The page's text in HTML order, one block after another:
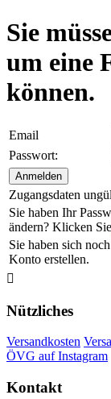
Sie
um eine
können.
Email
Passwort:
Zugangsdaten
Sie haben Ihr
ändern? Klicken Sie
Sie haben sich
Konto erstellen.

Nützliches
Versandkosten
ÖVG auf Instagram
Kontakt